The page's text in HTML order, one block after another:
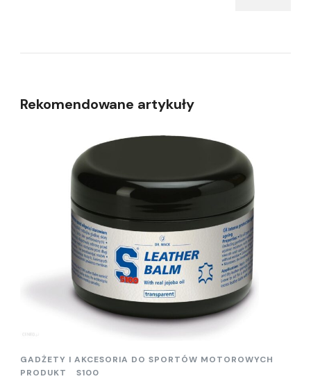
Rekomendowane artykuły
GADŻETY I AKCESORIA DO SPORTÓW MOTOROWYCH
PRODUKT
S100